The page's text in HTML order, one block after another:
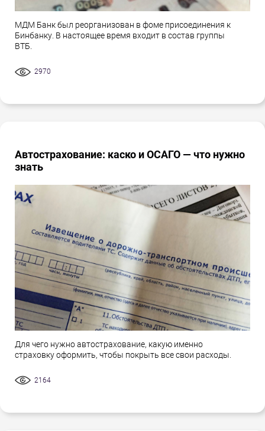
МДМ Банк был реорганизован в фоме присоединения к
Бинбанку. В настоящее время входит в состав группы
ВТБ.
2970
Автострахование: каско и ОСАГО — что нужно
знать
Для чего нужно автострахование, какую именно
страховку оформить, чтобы покрыть все свои расходы.
2164